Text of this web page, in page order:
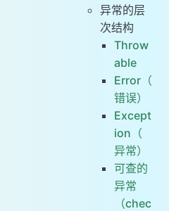
异常的层
次结构
Throw
able
Error（
错误）
Except
ion（
异常）
可查的
异常
（chec